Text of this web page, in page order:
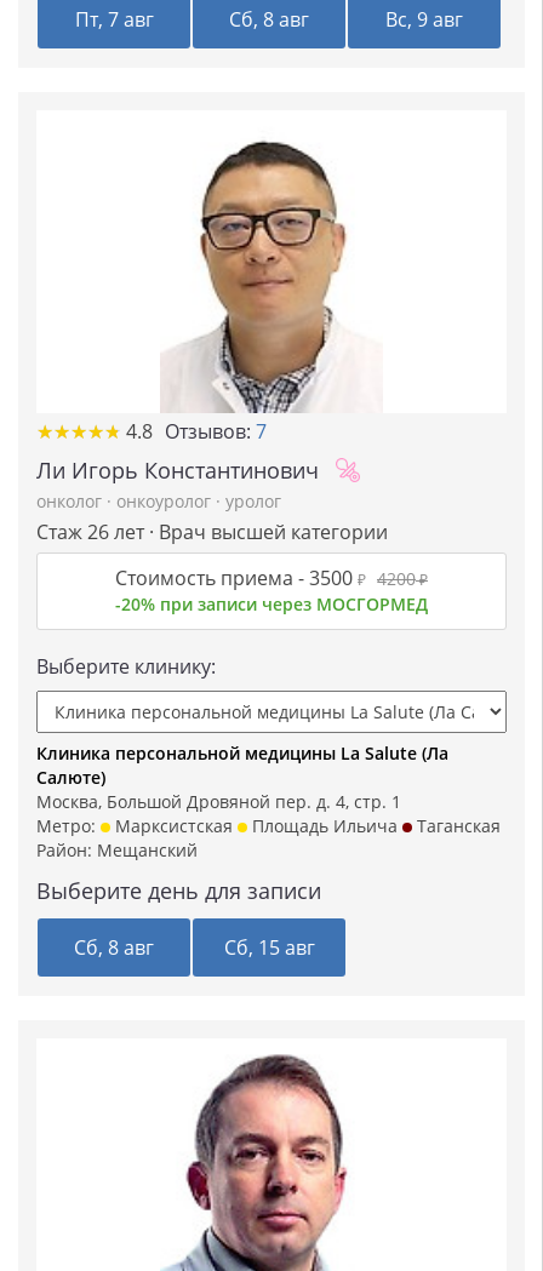
Пт, 7 авг Сб, 8 авг Вс, 9 авг
★★★★★
★★★★★ 4.8 Отзывов: 7
Ли Игорь Константинович
онколог · онкоуролог · уролог
Стаж 26 лет · Врач высшей категории
Стоимость приема -3500 ₽ 4200₽
-20% при записи через МОСГОРМЕД
Выберите клинику:
Клиника персональной медицины La Salute (Ла
Салюте)
Москва, Большой Дровяной пер. д. 4, стр. 1
Метро:
Марксистская Площадь Ильича
Таганская
Район: Мещанский
Выберите день для записи
Сб, 8 авг Сб, 15 авг